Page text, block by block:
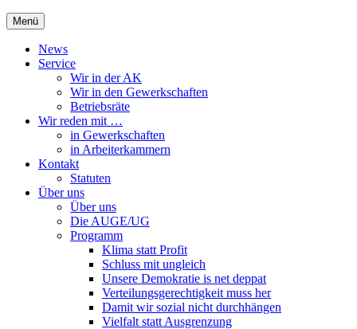
Menü
News
Service
Wir in der AK
Wir in den Gewerkschaften
Betriebsräte
Wir reden mit …
in Gewerkschaften
in Arbeiterkammern
Kontakt
Statuten
Über uns
Über uns
Die AUGE/UG
Programm
Klima statt Profit
Schluss mit ungleich
Unsere Demokratie is net deppat
Verteilungsgerechtigkeit muss her
Damit wir sozial nicht durchhängen
Vielfalt statt Ausgrenzung